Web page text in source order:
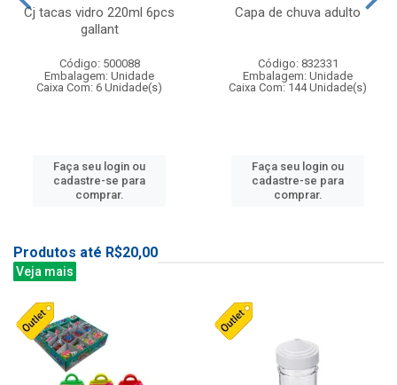
Cj tacas vidro 220ml 6pcs
gallant
Código: 500088
Embalagem: Unidade
Caixa Com: 6 Unidade(s)
Faça seu login ou
cadastre-se para
comprar.
Capa de chuva adulto
Código: 832331
Embalagem: Unidade
Caixa Com: 144 Unidade(s)
Faça seu login ou
cadastre-se para
comprar.
Produtos até R$20,00
Veja mais